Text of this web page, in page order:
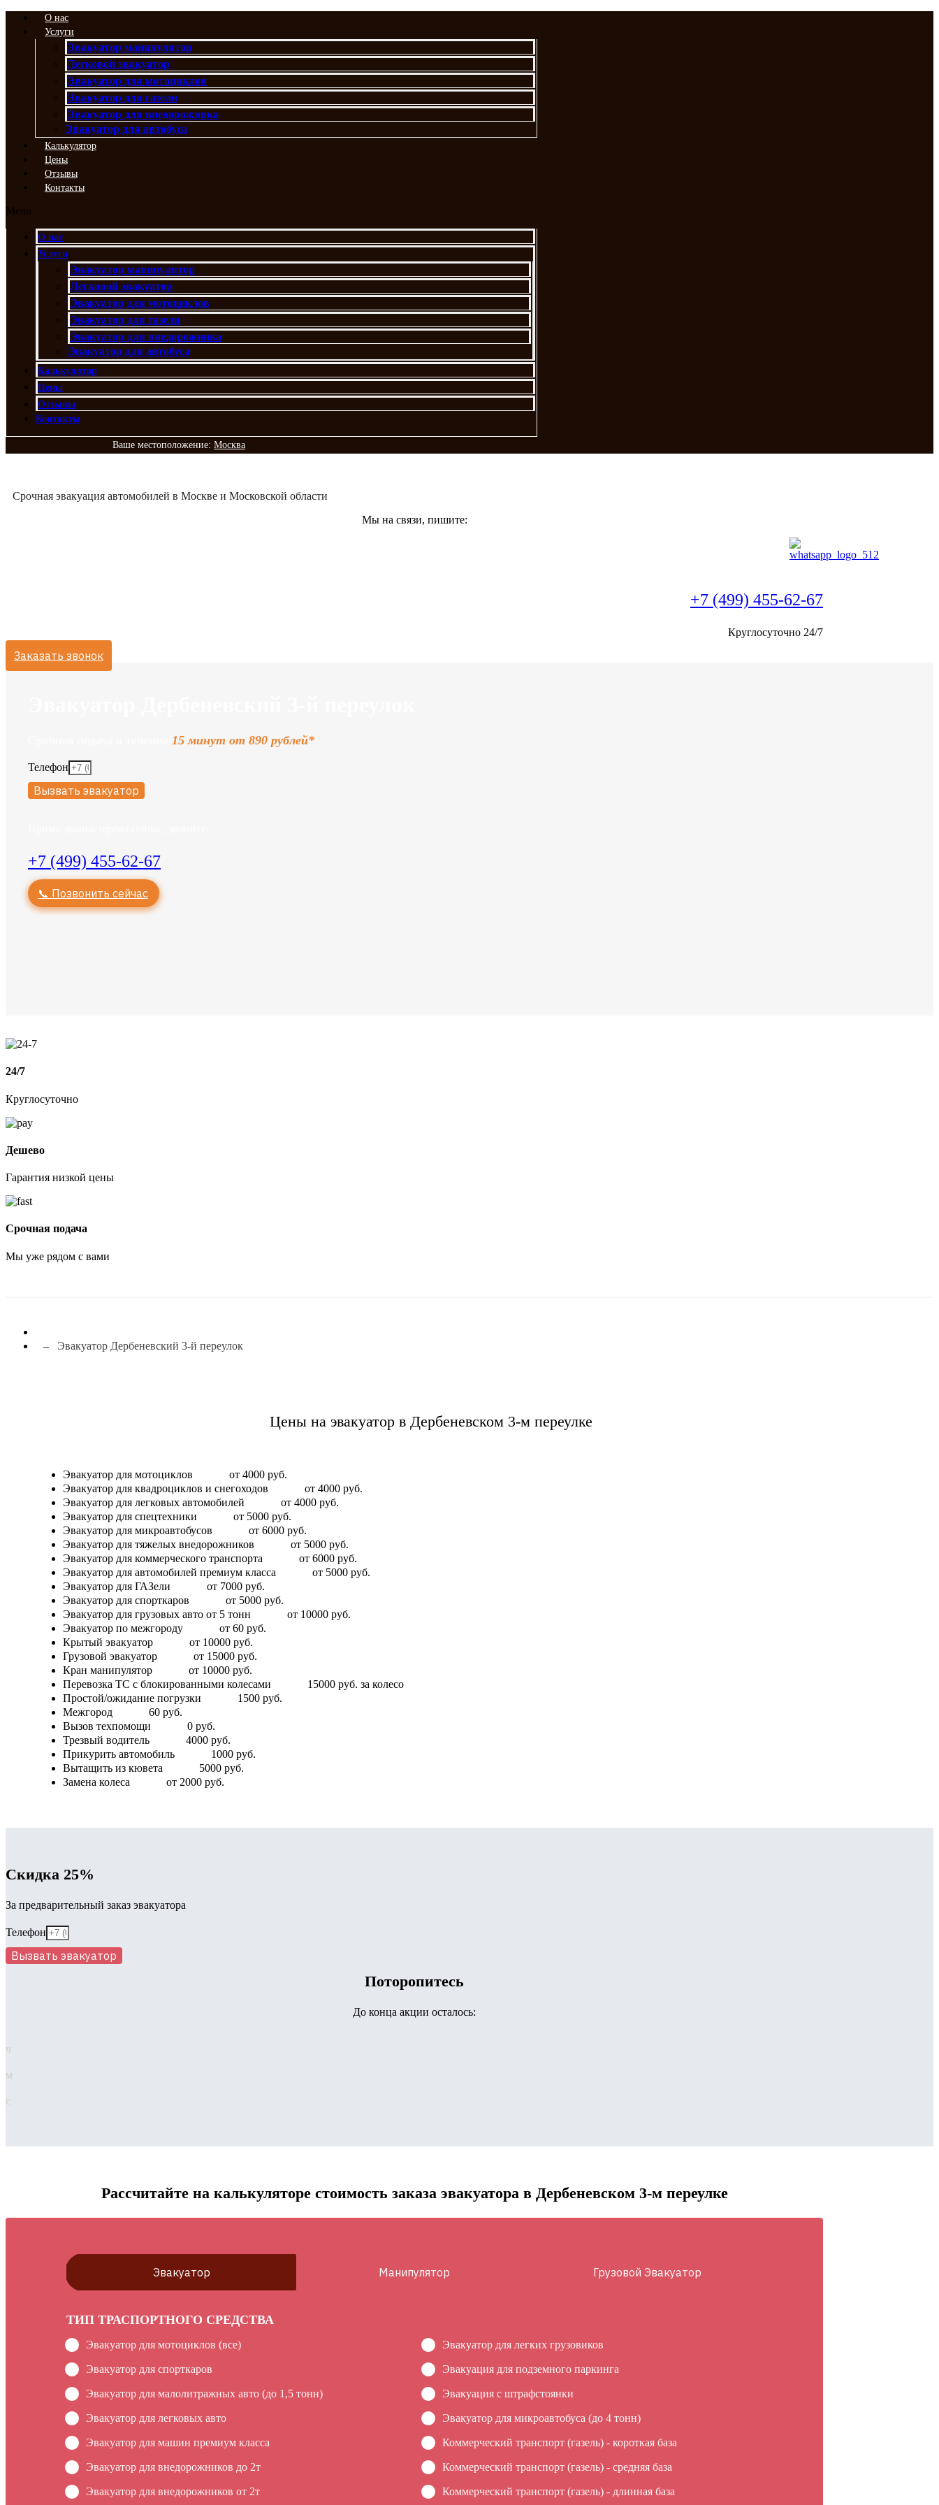
Перейти
содержимому
О нас
Услуги
Эвакуатор манипулятор
Легковой эвакуатор
Эвакуатор для мотоциклов
Эвакуатор для газели
Эвакуатор для внедорожника
Эвакуатор для автобуса
Калькулятор
Цены
Отзывы
Контакты
Menu
О нас
Услуги
Эвакуатор манипулятор
Легковой эвакуатор
Эвакуатор для мотоциклов
Эвакуатор для газели
Эвакуатор для внедорожника
Эвакуатор для автобуса
Калькулятор
Цены
Отзывы
Контакты
Ваше местоположение: Москва
Срочная эвакуация автомобилей в Москве и Московской области
Мы на связи, пишите:
+7 (499) 455-62-67
Круглосуточно 24/7
Заказать звонок
15 минут от 890 рублей*
Телефон
Вызвать эвакуатор
+7 (499) 455-62-67
📞 Позвонить сейчас
24/7
Круглосуточно
Дешево
Гарантия низкой цены
Срочная подача
Мы уже рядом с вами
Эвакуатор Дербеневский 3-й переулок
Цены на эвакуатор в Дербеневском 3-м переулке
Эвакуатор для мотоциклов
от 4000 руб.
Эвакуатор для квадроциклов и снегоходов
от 4000 руб.
Эвакуатор для легковых автомобилей
от 4000 руб.
Эвакуатор для спецтехники
от 5000 руб.
Эвакуатор для микроавтобусов
от 6000 руб.
Эвакуатор для тяжелых внедорожников
от 5000 руб.
Эвакуатор для коммерческого транспорта
от 6000 руб.
Эвакуатор для автомобилей премиум класса
от 5000 руб.
Эвакуатор для ГАЗели
от 7000 руб.
Эвакуатор для спорткаров
от 5000 руб.
Эвакуатор для грузовых авто от 5 тонн
от 10000 руб.
Эвакуатор по межгороду
от 60 руб.
Крытый эвакуатор
от 10000 руб.
Грузовой эвакуатор
от 15000 руб.
Кран манипулятор
от 10000 руб.
Перевозка ТС с блокированными колесами
15000 руб. за колесо
Простой/ожидание погрузки
1500 руб.
Межгород
60 руб.
Вызов техпомощи
0 руб.
Трезвый водитель
4000 руб.
Прикурить автомобиль
1000 руб.
Вытащить из кювета
5000 руб.
Замена колеса
от 2000 руб.
Скидка 25%
За предварительный заказ эвакуатора
Телефон
Вызвать эвакуатор
Поторопитесь
До конца акции осталось:
ч
м
с
Рассчитайте на калькуляторе стоимость заказа эвакуатора в Дербеневском 3-м переулке
Эвакуатор Манипулятор Грузовой Эвакуатор
ТИП ТРАСПОРТНОГО СРЕДСТВА
Эвакуатор для мотоциклов (все)
Эвакуатор для спорткаров
Эвакуатор для малолитражных авто (до 1,5 тонн)
Эвакуатор для легковых авто
Эвакуатор для машин премиум класса
Эвакуатор для внедорожников до 2т
Эвакуатор для внедорожников от 2т
Эвакуатор для легких грузовиков
Эвакуация для подземного паркинга
Эвакуация c штрафстоянки
Эвакуатор для микроавтобуса (до 4 тонн)
Коммерческий транспорт (газель) - короткая база
Коммерческий транспорт (газель) - средняя база
Коммерческий транспорт (газель) - длинная база